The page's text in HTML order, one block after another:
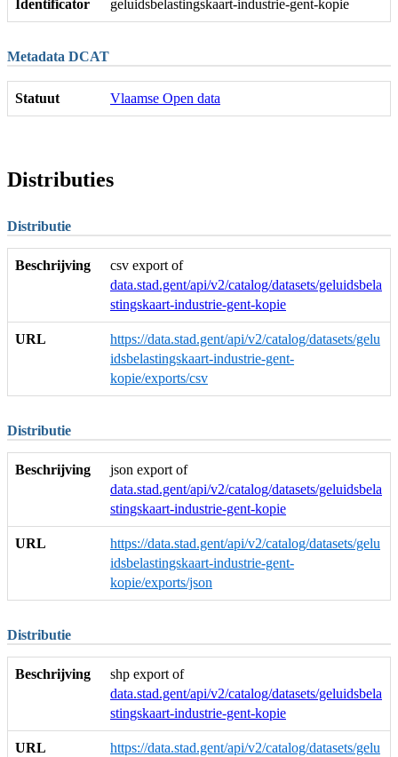
Identificator geluidsbelastingskaart-industrie-gent-kopie
Metadata DCAT
Statuut Vlaamse Open data
Distributies
Distributie
Beschrijving
csv export of
data.stad.gent/api/v2/catalog/datasets/geluidsbela
stingskaart-industrie-gent-kopie
URL
https://data.stad.gent/api/v2/catalog/datasets/gelu
idsbelastingskaart-industrie-gent-
kopie/exports/csv
Distributie
Beschrijving
json export of
data.stad.gent/api/v2/catalog/datasets/geluidsbela
stingskaart-industrie-gent-kopie
URL
https://data.stad.gent/api/v2/catalog/datasets/gelu
idsbelastingskaart-industrie-gent-
kopie/exports/json
Distributie
Beschrijving
shp export of
data.stad.gent/api/v2/catalog/datasets/geluidsbela
stingskaart-industrie-gent-kopie
URL
https://data.stad.gent/api/v2/catalog/datasets/gelu